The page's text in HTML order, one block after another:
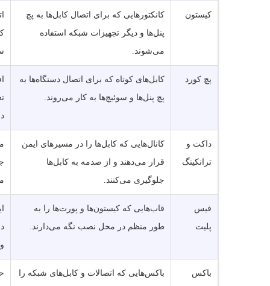
کیستون
کانکتورهایی که برای اتصال کابل‌ها به پچ
پنل‌ها و دیگر تجهیزات شبکه استفاده
می‌شوند.
پچ کورد
کابل‌های کوتاه که برای اتصال دستگاه‌ها به
پچ پنل‌ها و سوئیچ‌ها به کار می‌روند.
داکت و
ترانکینگ
کانال‌هایی که کابل‌ها را در مسیرهای ایمن
قرار می‌دهند و از صدمه به کابل‌ها
جلوگیری می‌کنند.
فیس
پلیت
قاب‌هایی که کیستون‌ها و پورت‌ها را به
طور منظم در محل نصب نگه می‌دارند.
باکس
باکس‌هایی که اتصالات و کابل‌های شبکه را